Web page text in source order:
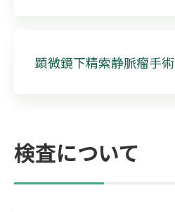
顕微鏡下精索静脈瘤手術
検査について